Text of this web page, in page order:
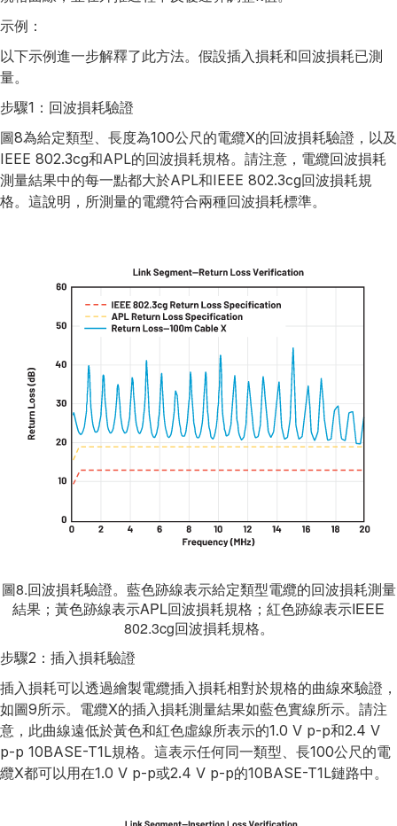
示例：
以下示例進一步解釋了此方法。假設插入損耗和回波損耗已測
量。
步驟1：回波損耗驗證
圖8為給定類型、長度為100公尺的電纜X的回波損耗驗證，以及
IEEE 802.3cg和APL的回波損耗規格。請注意，電纜回波損耗
測量結果中的每一點都大於APL和IEEE 802.3cg回波損耗規
格。這說明，所測量的電纜符合兩種回波損耗標準。
圖8.回波損耗驗證。藍色跡線表示給定類型電纜的回波損耗測量
結果；黃色跡線表示APL回波損耗規格；紅色跡線表示IEEE
802.3cg回波損耗規格。
步驟2：插入損耗驗證
插入損耗可以透過繪製電纜插入損耗相對於規格的曲線來驗證，
如圖9所示。電纜X的插入損耗測量結果如藍色實線所示。請注
意，此曲線遠低於黃色和紅色虛線所表示的1.0 V p-p和2.4 V
p-p 10BASE-T1L規格。這表示任何同一類型、長100公尺的電
纜X都可以用在1.0 V p-p或2.4 V p-p的10BASE-T1L鏈路中。